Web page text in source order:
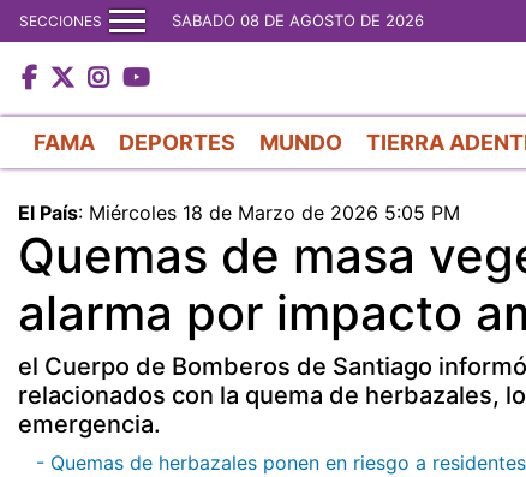
SECCIONES SABADO 08 DE AGOSTO DE 2026
FAMA DEPORTES MUNDO TIERRA
El País: Miércoles 18 de Marzo de 2026 5:05 PM
Quemas de masa
alarma por impacto
el Cuerpo de Bomberos de Santiago
relacionados con la quema de herbazales,
emergencia.
- Quemas de herbazales ponen en riesgo a